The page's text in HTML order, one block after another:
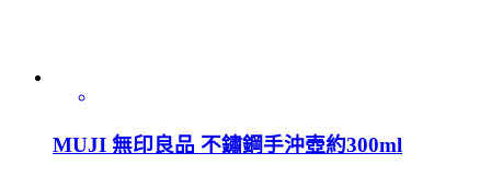
MUJI 無印良品 不鏽鋼手沖壺約300ml